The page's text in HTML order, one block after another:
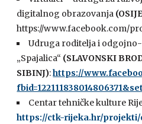
digitalnog obrazovanja
https://www.facebook.com/
Udruga roditelja i
„Spajalica“ (SLAVONSKI
SIBINJ):https://
Centar tehničke kulture
https://ctk-rijeka.hr/